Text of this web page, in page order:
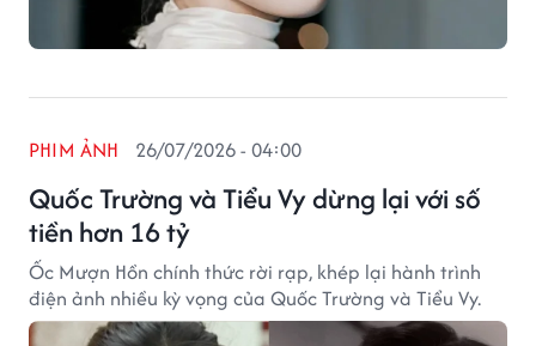
Quốc Trường và Tiểu Vy dừng lại với số
tiền hơn 16 tỷ
PHIM ẢNH 26/07/2026 - 04:00
Ốc Mượn Hồn chính thức rời rạp, khép lại hành trình
điện ảnh nhiều kỳ vọng của Quốc Trường và Tiểu Vy.